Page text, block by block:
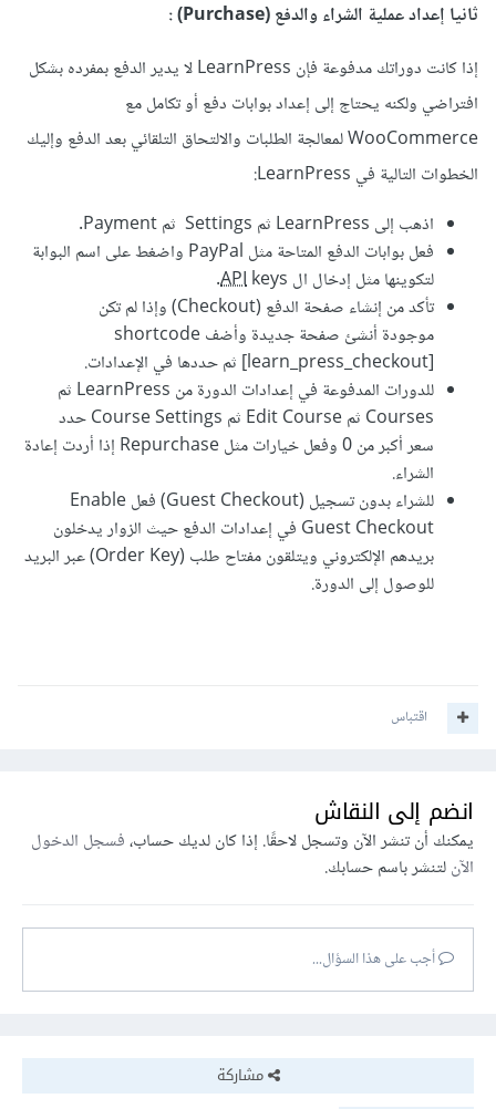
ثانيا إعداد عملية الشراء والدفع (Purchase)
إذا كانت دوراتك مدفوعة فإن LearnPress لا يدير الدفع بمفرده بشكل
افتراضي ولكنه يحتاج إلى إعداد بوابات دفع أو تكامل مع
WooCommerce لمعالجة الطلبات والالتحاق التلقائي بعد الدفع وإليك
الخطوات التالية في LearnPress:
اذهب إلى LearnPress ثم Settings ثم Payment.
فعل بوابات الدفع المتاحة مثل PayPal واضغط على اسم البوابة
لتكوينها مثل إدخال ال
APIkeys.
تأكد من إنشاء صفحة الدفع (Checkout) وإذا لم تكن
موجودة أنشئ صفحة جديدة وأضف shortcode
[learn_press_checkout] ثم حددها في الإعدادات.
للدورات المدفوعة في إعدادات الدورة من LearnPress ثم
Courses ثم Edit Course ثم Course Settings حدد
سعر أكبر من 0 وفعل خيارات مثل Repurchase إذا أردت إعادة
الشراء.
للشراء بدون تسجيل (Guest Checkout) فعل Enable
Guest Checkout في إعدادات الدفع حيث الزوار يدخلون
بريدهم الإلكتروني ويتلقون مفتاح طلب (Order Key) عبر البريد
للوصول إلى الدورة.
اقتباس
انضم إلى النقاش
يمكنك أن تنشر الآن وتسجل لاحقًا. إذا كان لديك حساب،فسجل الدخول
الآنلتنشر باسم حسابك.
أجب على هذا السؤال...
مشاركة